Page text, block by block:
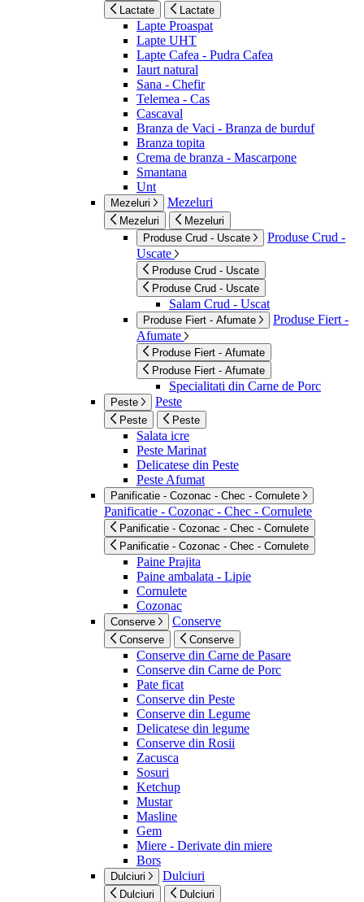
Lactate Lactate
Lapte Proaspat
Lapte UHT
Lapte Cafea - Pudra Cafea
Iaurt natural
Sana - Chefir
Telemea - Cas
Cascaval
Branza de Vaci - Branza de burduf
Branza topita
Crema de branza - Mascarpone
Smantana
Unt
Mezeluri Mezeluri
Mezeluri
Mezeluri
Produse Crud - Uscate
Produse Crud -
Uscate
Produse Crud - Uscate
Produse Crud - Uscate
Salam Crud - Uscat
Produse Fiert - Afumate
Produse Fiert -
Afumate
Produse Fiert - Afumate
Produse Fiert - Afumate
Specialitati din Carne de Porc
Peste Peste
Peste Peste
Salata icre
Peste Marinat
Delicatese din Peste
Peste Afumat
Panificatie - Cozonac - Chec - Cornulete
Panificatie - Cozonac - Chec - Cornulete
Panificatie - Cozonac - Chec - Cornulete
Panificatie - Cozonac - Chec - Cornulete
Paine Prajita
Paine ambalata - Lipie
Cornulete
Cozonac
Conserve Conserve
Conserve Conserve
Conserve din Carne de Pasare
Conserve din Carne de Porc
Pate ficat
Conserve din Peste
Conserve din Legume
Delicatese din legume
Conserve din Rosii
Zacusca
Sosuri
Ketchup
Mustar
Masline
Gem
Miere - Derivate din miere
Bors
Dulciuri Dulciuri
Dulciuri Dulciuri